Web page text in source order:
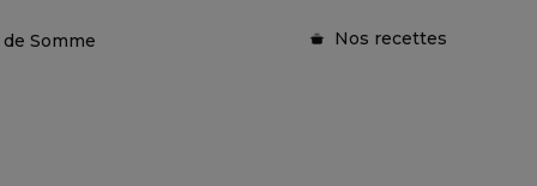
de Somme Nos recettes